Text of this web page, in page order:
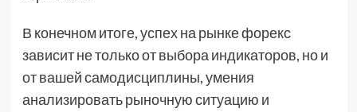
В конечном итоге, успех на рынке форекс
зависит не только от выбора индикаторов, но и
от вашей самодисциплины, умения
анализировать рыночную ситуацию и